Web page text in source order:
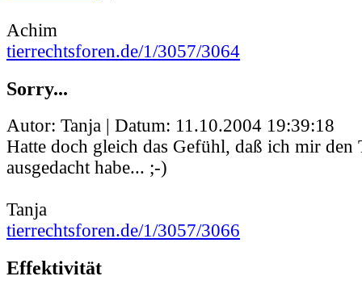
Achim
tierrechtsforen.de/1/3057/3064
Sorry...
Autor: Tanja | Datum: 11.10.2004 19:39:18
Hatte doch gleich das Gefühl, daß ich mir den
ausgedacht habe... ;-)
Tanja
tierrechtsforen.de/1/3057/3066
Effektivität